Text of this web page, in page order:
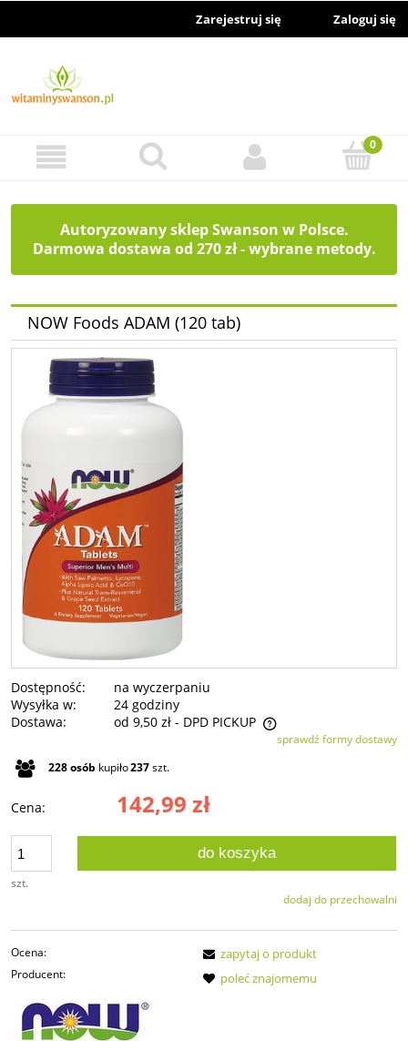
Zarejestruj się Zaloguj się
Autoryzowany sklep Swanson w Polsce.
Darmowa dostawa od 270 zł - wybrane metody.
NOW Foods ADAM (120 tab)
Dostępność:
na wyczerpaniu
Wysyłka w:
24 godziny
Dostawa:
od 9,50 zł - DPD PICKUP
Cena nie zawiera ewentualnych kosztów płatnościsprawdź formy dostawy
228osób kupiło237szt.
Cena: 142,99 zł
szt.
do koszyka
dodaj do przechowalni
Ocena:
Producent:
zapytaj o produkt
poleć znajomemu